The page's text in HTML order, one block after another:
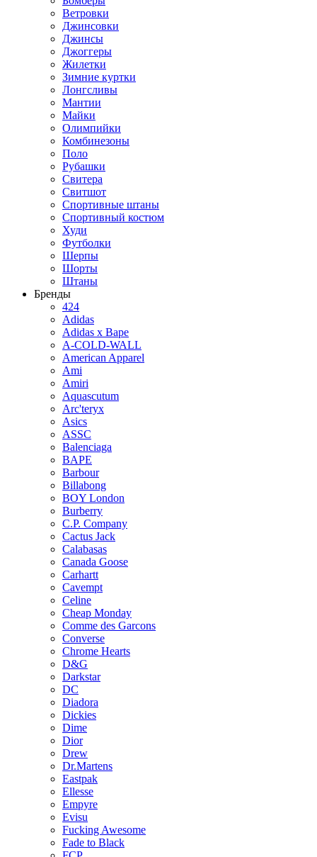
Ветровки
Джинсовки
Джинсы
Джоггеры
Жилетки
Зимние куртки
Лонгсливы
Мантии
Майки
Олимпийки
Комбинезоны
Поло
Рубашки
Свитера
Свитшот
Спортивные штаны
Спортивный костюм
Худи
Футболки
Шерпы
Шорты
Штаны
Бренды
424
Adidas
Adidas x Bape
A-COLD-WALL
American Apparel
Ami
Amiri
Aquascutum
Arc'teryx
Asics
ASSC
Balenciaga
BAPE
Barbour
Billabong
BOY London
Burberry
C.P. Company
Cactus Jack
Calabasas
Canada Goose
Carhartt
Cavempt
Celine
Cheap Monday
Comme des Garcons
Converse
Chrome Hearts
D&G
Darkstar
DC
Diadora
Dickies
Dime
Dior
Drew
Dr.Martens
Eastpak
Ellesse
Empyre
Evisu
Fucking Awesome
Fade to Black